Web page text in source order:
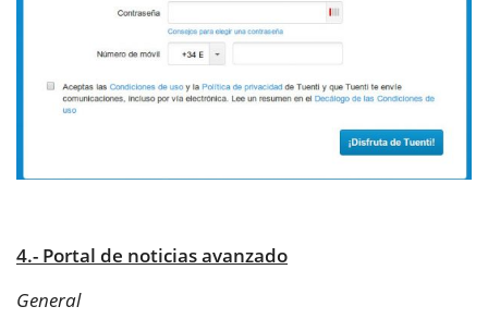
4.- Portal de noticias avanzado
General